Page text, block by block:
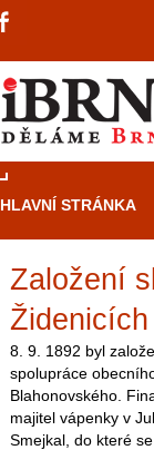
HLAVNÍ STRÁNKA
Založení
Židenicích
8. 9. 1892 byl
spolupráce
Blahonovského.
majitel vápenky v
Smejkal, do které